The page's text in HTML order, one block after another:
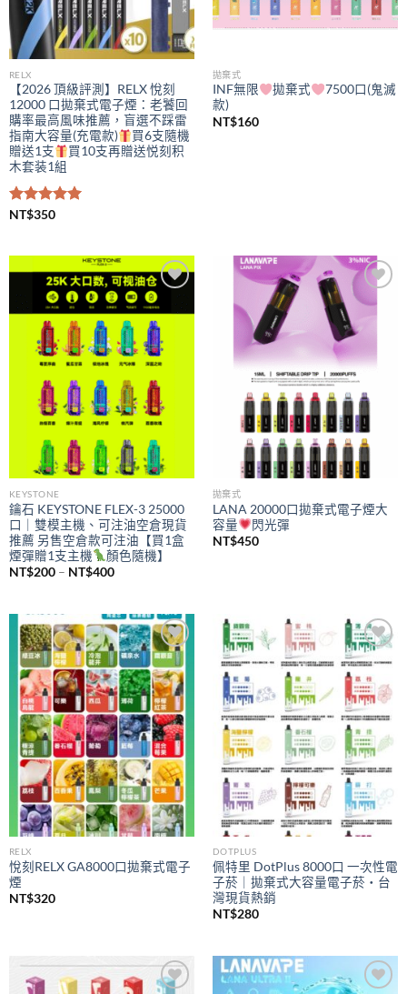
RELX
【2026 頂級評測】RELX 悅刻
12000 口拋棄式電子煙：老饕回
購率最高風味推薦，盲選不踩雷
指南大容量(充電款)
買6支隨機
贈送1支
買10支再贈送悦刻积
木套装1組
評分5.00
NT$350
拋棄式
INF無限 拋棄式
7500口(鬼滅
款)
NT$160
Add to
wishlist
KEYSTONE
鑰石 KEYSTONE FLEX-3 25000
口｜雙模主機、可注油空倉現貨
推薦 另售空倉款可注油【買1盒
煙彈贈1支主機
顏色隨機】
NT$200 – NT$400價
NT$200
到
NT$400
Add to
wishlist
拋棄式
LANA 20000口拋棄式電子煙大
容量
閃光彈
NT$450
Add to
wishlist
RELX
悅刻RELX GA8000口拋棄式電子
煙
NT$320
Add to
DOTPLUS
佩特里 DotPlus 8000口 一次性電
子菸｜拋棄式大容量電子菸・台
灣現貨熱銷
NT$280